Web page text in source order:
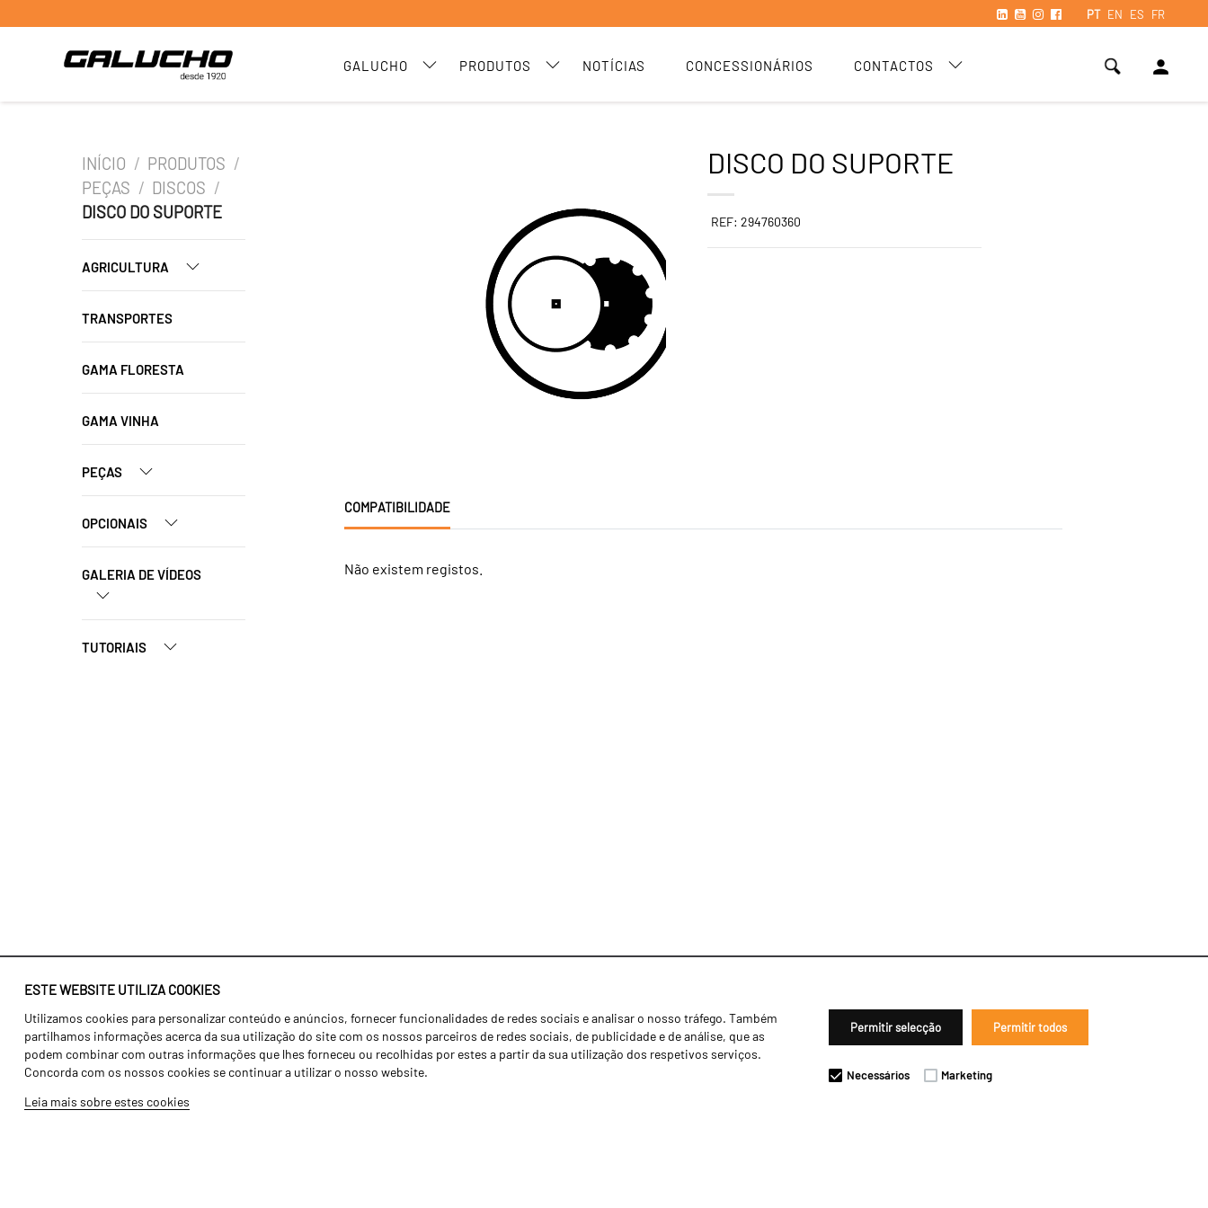
PT EN ES FR
GALUCHO PRODUTOS NOTÍCIAS CONCESSIONÁRIOS CONTACTOS person
ESTE WEBSITE UTILIZA COOKIES
Utilizamos cookies para personalizar conteúdo e anúncios, fornecer funcionalidades de redes sociais e analisar o nosso tráfego. Também
partilhamos informações acerca da sua utilização do site com os nossos parceiros de redes sociais, de publicidade e de análise, que as
podem combinar com outras informações que lhes forneceu ou recolhidas por estes a partir da sua utilização dos respetivos serviços.
Concorda com os nossos cookies se continuar a utilizar o nosso website.
Leia mais sobre estes cookies
Permitir selecção Permitir todos
Necessários Marketing
INÍCIO / PRODUTOS /
PEÇAS / DISCOS /
DISCO DO SUPORTE
AGRICULTURA
TRANSPORTES
GAMA FLORESTA
GAMA VINHA
PEÇAS
OPCIONAIS
GALERIA DE VÍDEOS
TUTORIAIS
DISCO DO SUPORTE
REF: 294760360
COMPATIBILIDADE
Não existem registos.
Identidade
História
Fábrica / Produção
Recursos Humanos
Agricultura
Transportes
Gama Floresta
Notícias
Concessionários